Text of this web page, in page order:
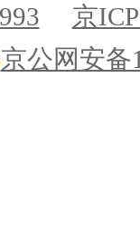
京
京公网安备